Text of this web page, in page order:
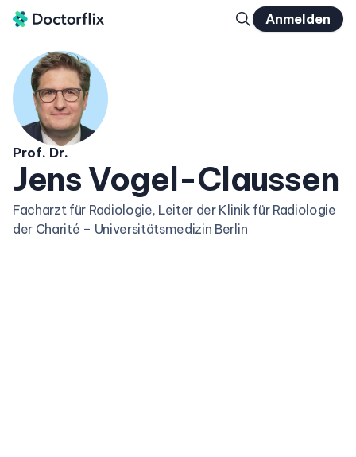
Anmelden
Prof. Dr.
Jens Vogel-Claussen
Facharzt für Radiologie, Leiter der Klinik für Radiologie
der Charité – Universitätsmedizin Berlin